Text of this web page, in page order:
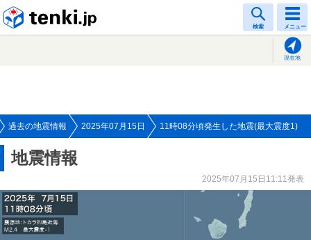
検索 メニュー
現在地
過去の地震情報 2025年07月15日 11時08分頃発生した地震(最大震度1)
地震情報
2025年07月15日11:11発表